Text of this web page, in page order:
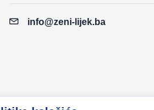
info@zeni-lijek.ba